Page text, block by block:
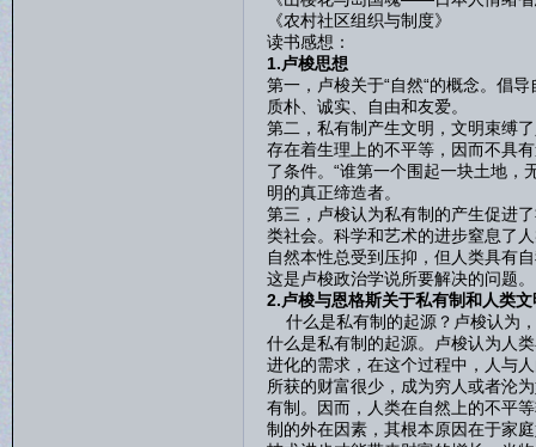
《农村社区组织与制度》 夏
读书感想：
1.卢梭思想
第一，卢梭关于“自然“的概念。倡
质朴、诚实、自由和友爱。
第二，私有制产生文明，文明束缚
存在着生理上的不平等，因而不具
了条件。“谁第一个围起一块土地
明的真正缔造者。
第三，卢梭认为私有制的产生促进
类社会。科学和艺术的进步窒息了
自然本性总受到压抑，但人类具有
这是卢梭政治学说所要解决的问题。
2.卢梭与恩格斯关于私有制和人类
什么是私有制的起源？卢梭认为
什么是私有制的起源。卢梭认为人
进化的需求，在这个过程中，人与
所获的财富很少，成为穷人或者沦
有制。因而，人类在自然上的不平
制的外在因素，其根本原因在于家